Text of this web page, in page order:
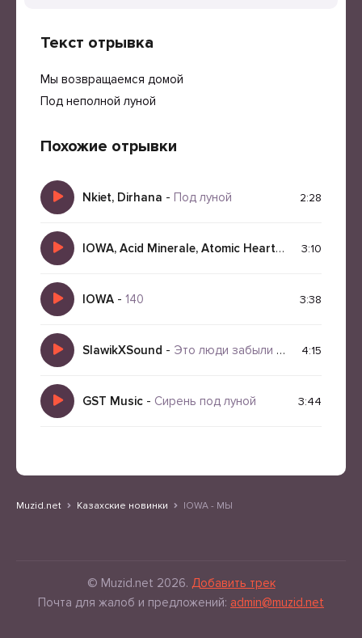
Текст отрывка
Мы возвращаемся домой
Под неполной луной
Похожие отрывки
Nkiet, Dirhana - Под луной 2:28
IOWA, Acid Minerale, Atomic Heart
- Мой
3:10
IOWA - 140 3:38
SlawikXSound - Это люди забыли кто они 4:15
GST Music - Сирень под луной 3:44
Muzid.net Казахские новинки IOWA - МЫ
© Muzid.net 2026. Добавить трек
Почта для жалоб и предложений: admin@muzid.net